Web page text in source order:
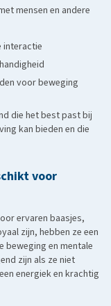
mensen en andere
interactie
voor beweging
die het best past bij
kan bieden en die
voor
ervaren baasjes,
zijn, hebben ze een
beweging en mentale
zijn als ze niet
energiek en krachtig